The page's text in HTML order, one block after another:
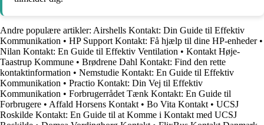
Andre populære artikler: Airshells Kontakt: Din Guide til Effektiv
Kommunikation • HP Support Kontakt: Få hjælp til dine HP-enheder•
Nilan Kontakt: En Guide til Effektiv Ventilation • Kontakt Høje-
Taastrup Kommune • Brødrene Dahl Kontakt: Find den rette
kontaktinformation • Nemstudie Kontakt: En Guide til Effektiv
Kommunikation • Practio Kontakt: Din Vej til Effektiv
Kommunikation • Forbrugerrådet Tænk Kontakt: En Guide til
Forbrugere • Affald Horsens Kontakt • Bo Vita Kontakt • UCSJ
Roskilde Kontakt: En Guide til at Komme i Kontakt med UCSJ